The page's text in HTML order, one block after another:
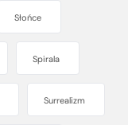
Słońce
Spirala
Surrealizm